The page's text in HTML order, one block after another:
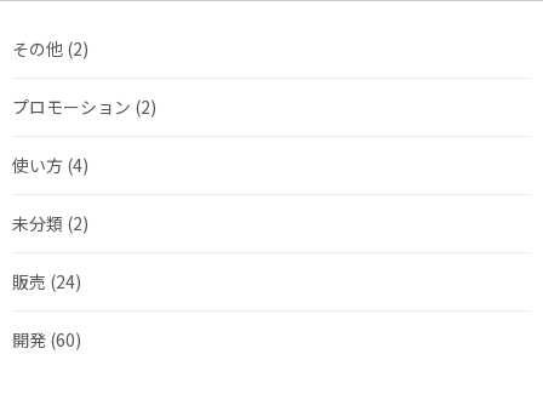
その他 (2)
プロモーション (2)
使い方 (4)
未分類 (2)
販売 (24)
開発 (60)